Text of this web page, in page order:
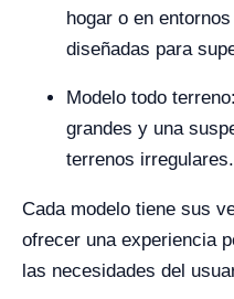
hogar o en
diseñadas para
Modelo todo
grandes y una
terrenos irregulares.
Cada modelo tiene sus
ofrecer una experiencia
las necesidades del